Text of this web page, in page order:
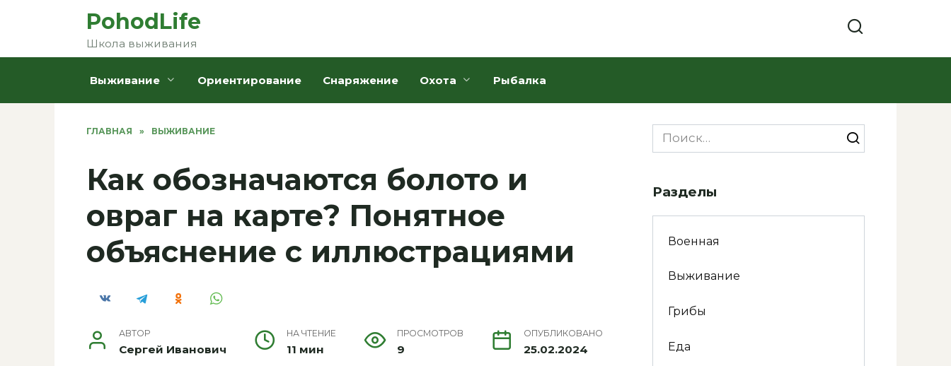
PohodLife
Школа выживания
Выживание Ориентирование Снаряжение Охота Рыбалка
ГЛАВНАЯ » ВЫЖИВАНИЕ
Как обозначаются болото и
овраг на карте? Понятное
объяснение с иллюстрациями
АВТОР
Сергей Иванович
НА ЧТЕНИЕ
11 мин
ПРОСМОТРОВ
9
ОПУБЛИКОВАНО
25.02.2024
Search
for:
Разделы
Военная
Выживание
Грибы
Еда